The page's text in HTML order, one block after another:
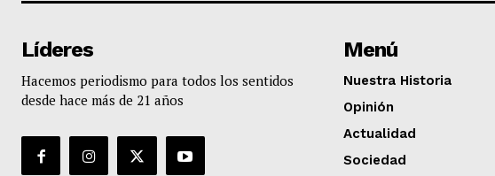
Líderes
Hacemos periodismo para todos los sentidos
desde hace más de 21 años
Menú
Nuestra Historia
Opinión
Actualidad
Sociedad